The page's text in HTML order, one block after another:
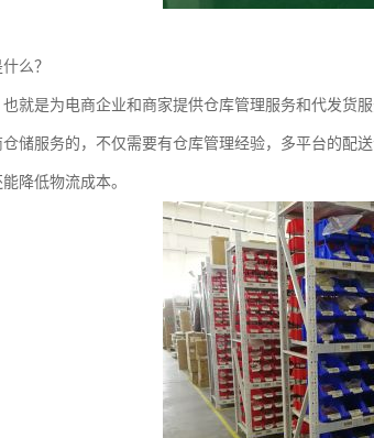
么？
就是为电商企业和商家提供仓库管理服务和代发货
仓储服务的，不仅需要有仓库管理经验，多平台的配
降低物流成本。